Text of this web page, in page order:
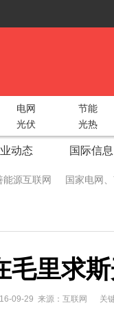
电网
节能
光伏 光热
动态 国际信息
源互联网 国家电网
运
第五届国际储能峰会
，打造清洁型绿色工业
毛里求
09-29 来源：互联网 关